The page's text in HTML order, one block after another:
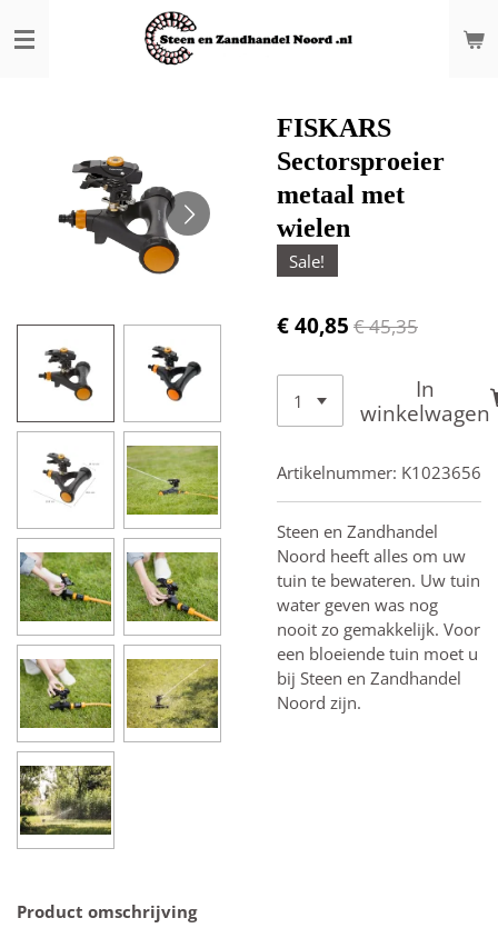
direct
FISKARS
Sectorsproeier
metaal met
wielen
Sale!
€ 40,85 € 45,35
In
winkelwagen
Artikelnummer: K1023656
Steen en Zandhandel
Noord heeft alles om uw
tuin te bewateren. Uw tuin
water geven was nog
nooit zo gemakkelijk. Voor
een bloeiende tuin moet u
bij Steen en Zandhandel
Noord zijn.
Product omschrijving